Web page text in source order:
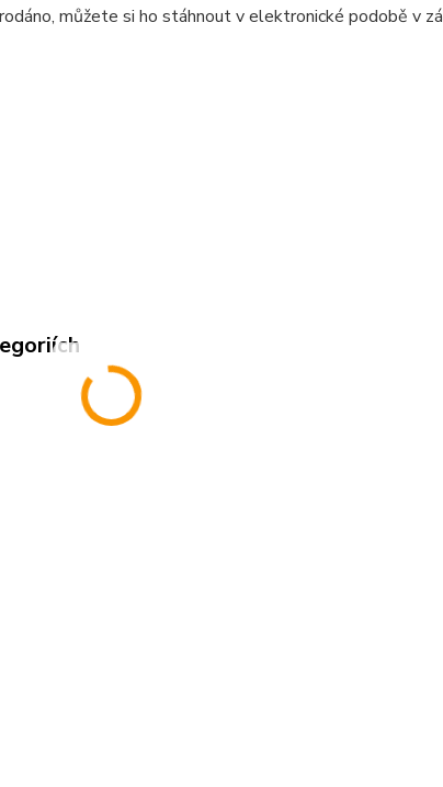
můžete si ho stáhnout v elektronické podobě v